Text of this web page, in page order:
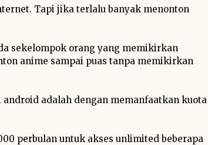
Tapi jika terlalu banyak menonton
sekelompok orang yang memikirkan
anime sampai puas tanpa memikirkan
adalah dengan memanfaatkan kuota
perbulan untuk akses unlimited beberapa